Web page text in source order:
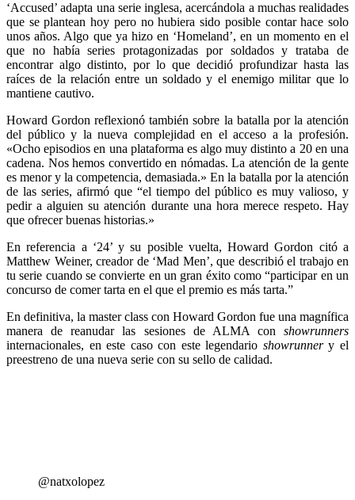
‘Accused’ adapta una serie inglesa, acercándola a muchas realidades
que se plantean hoy pero no hubiera sido posible contar hace solo
unos años. Algo que ya hizo en ‘Homeland’, en un momento en el
que no había series protagonizadas por soldados y trataba de
encontrar algo distinto, por lo que decidió profundizar hasta las
raíces de la relación entre un soldado y el enemigo militar que lo
mantiene cautivo.
Howard Gordon reflexionó también sobre la batalla por la atención
del público y la nueva complejidad en el acceso a la profesión.
«Ocho episodios en una plataforma es algo muy distinto a 20 en una
cadena. Nos hemos convertido en nómadas. La atención de la gente
es menor y la competencia, demasiada.» En la batalla por la atención
de las series, afirmó que “el tiempo del público es muy valioso, y
pedir a alguien su atención durante una hora merece respeto. Hay
que ofrecer buenas historias.»
En referencia a ‘24’ y su posible vuelta, Howard Gordon citó a
Matthew Weiner, creador de ‘Mad Men’, que describió el trabajo en
tu serie cuando se convierte en un gran éxito como “participar en un
concurso de comer tarta en el que el premio es más tarta.”
En definitiva, la master class con Howard Gordon fue una magnífica
manera de reanudar las sesiones de ALMA con showrunners
internacionales, en este caso con este legendario showrunnery el
preestreno de una nueva serie con su sello de calidad.
@natxolopez